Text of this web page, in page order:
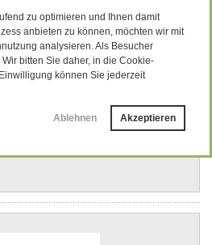
zu optimieren und Ihnen damit
anbieten zu können, möchten wir mit
analysieren. Als Besucher
bitten Sie daher, in die Cookie-
können Sie jederzeit
Ablehnen Akzeptieren
Thermostat